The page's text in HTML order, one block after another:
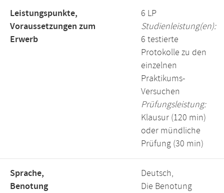
Leistungspunkte,
Voraussetzungen zum
Erwerb
6 LP
Studienleistung(en):
6 testierte
Protokolle zu den
einzelnen
Praktikums-
Versuchen
Prüfungsleistung:
Klausur (120 min)
oder mündliche
Prüfung (30 min)
Sprache,
Benotung
Deutsch,
Die Benotung